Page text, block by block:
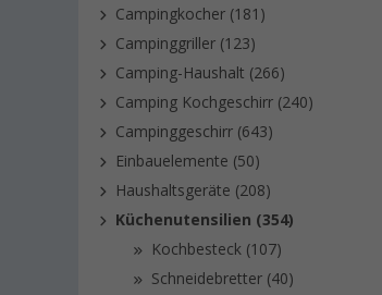
Campingkocher (181)
Campinggriller (123)
Camping-Haushalt (266)
Camping Kochgeschirr (240)
Campinggeschirr (643)
Einbauelemente (50)
Haushaltsgeräte (208)
Küchenutensilien (354)
Kochbesteck (107)
Schneidebretter (40)